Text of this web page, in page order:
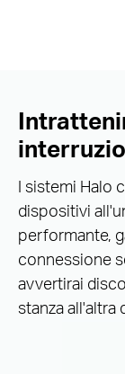
I sistemi Halo
dispositivi
performante,
connessione
avvertirai
stanza all'altra